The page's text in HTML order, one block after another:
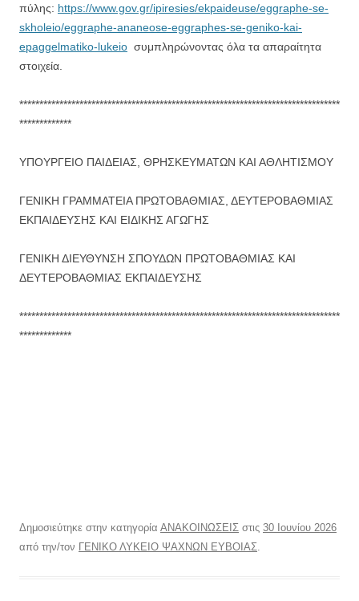
πύλης: https://www.gov.gr/ipiresies/ekpaideuse/eggraphe-se-
skholeio/eggraphe-ananeose-eggraphes-se-geniko-kai-
epaggelmatiko-lukeio συμπληρώνοντας όλα τα απαραίτητα
στοιχεία.
********************************************************************************
*************
ΥΠΟΥΡΓΕΙΟ ΠΑΙΔΕΙΑΣ, ΘΡΗΣΚΕΥΜΑΤΩΝ ΚΑΙ ΑΘΛΗΤΙΣΜΟΥ
ΓΕΝΙΚΗ ΓΡΑΜΜΑΤΕΙΑ ΠΡΩΤΟΒΑΘΜΙΑΣ, ΔΕΥΤΕΡΟΒΑΘΜΙΑΣ
ΕΚΠΑΙΔΕΥΣΗΣ ΚΑΙ ΕΙΔΙΚΗΣ ΑΓΩΓΗΣ
ΓΕΝΙΚΗ ΔΙΕΥΘΥΝΣΗ ΣΠΟΥΔΩΝ ΠΡΩΤΟΒΑΘΜΙΑΣ ΚΑΙ
ΔΕΥΤΕΡΟΒΑΘΜΙΑΣ ΕΚΠΑΙΔΕΥΣΗΣ
********************************************************************************
*************
Δημοσιεύτηκε στην κατηγορία ΑΝΑΚΟΙΝΩΣΕΙΣ στις 30 Ιουνίου 2026
από την/τον ΓΕΝΙΚΟ ΛΥΚΕΙΟ ΨΑΧΝΩΝ ΕΥΒΟΙΑΣ